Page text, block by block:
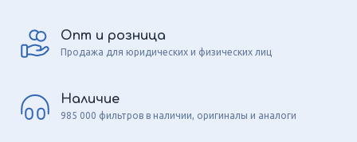
Опт и розница
Продажа для юридических и физических лиц
Наличие
985 000 фильтров в наличии, оригиналы и аналоги